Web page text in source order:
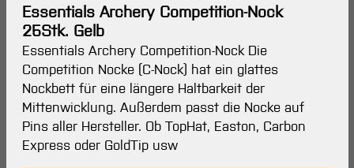
Essentials Archery Competition-Nock
25Stk. Gelb
Essentials Archery Competition-Nock Die
Competition Nocke (C-Nock) hat ein glattes
Nockbett für eine längere Haltbarkeit der
Mittenwicklung. Außerdem passt die Nocke auf
Pins aller Hersteller. Ob TopHat, Easton, Carbon
Express oder GoldTip usw